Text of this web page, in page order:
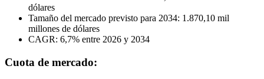
dólares
Tamaño del mercado previsto para 2034: 1.870,10 mil
millones de dólares
CAGR: 6,7% entre 2026 y 2034
Cuota de mercado: